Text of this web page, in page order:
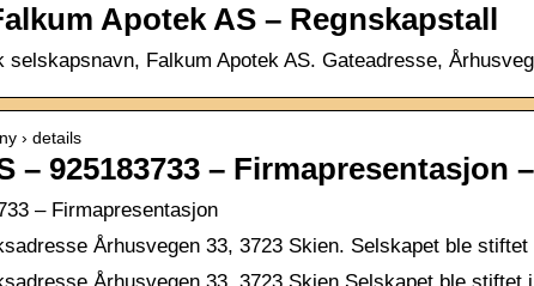
Apotek AS – Regnskapstall
Falkum Apotek AS. Gateadresse,
› details
– 925183733 – Firmapresentasjon
– Firmapresentasjon
Århusvegen 33, 3723 Skien. Selskapet ble
Århusvegen 33, 3723 Skien.Selskapet ble